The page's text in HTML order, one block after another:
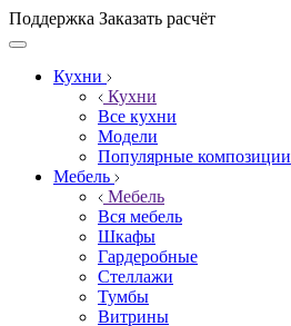
Поддержка Заказать расчёт
Кухни
Кухни
Все кухни
Модели
Популярные композиции
Мебель
Мебель
Вся мебель
Шкафы
Гардеробные
Стеллажи
Тумбы
Витрины